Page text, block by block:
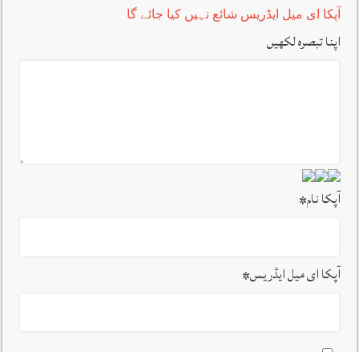
آپکا ای میل ایڈریس شائع نہیں کیا جائے گا
اپنا تبصرہ لکھیں
آپکا نام*
آپکا ای میل ایڈریس*